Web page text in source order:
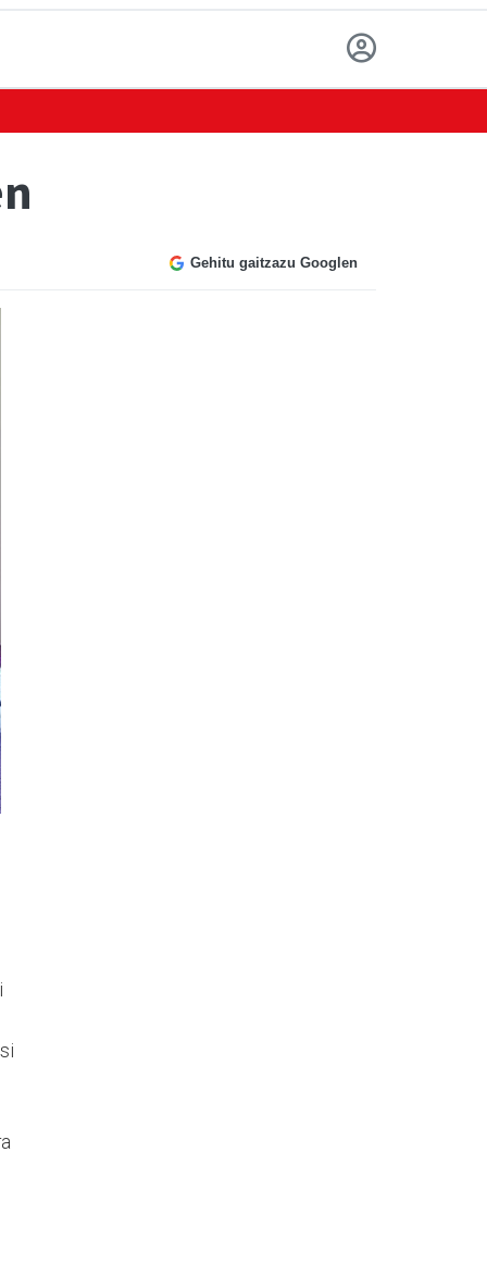
Gehitu gaitzazu Googlen